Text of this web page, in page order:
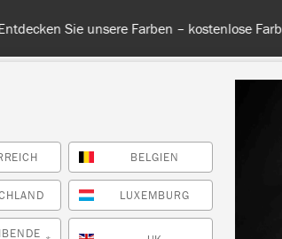
Sie unsere Farben – kostenlose
FARBE ALLE FARBEN
BELGIEN
LUXEMBURG